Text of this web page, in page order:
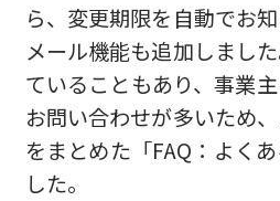
ら、変更期限を自動でお
メール機能も追加しまし
ていることもあり、事業
お問い合わせが多いため
をまとめた「FAQ：よく
した。